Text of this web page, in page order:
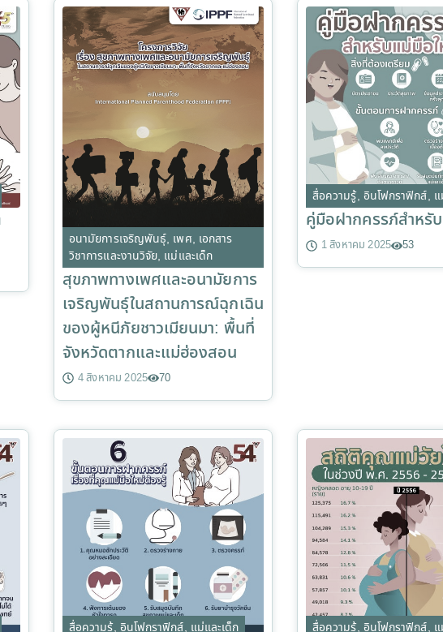
อนามัยการเจริญพันธุ์, เพศ, เอกสาร
วิชาการและงานวิจัย, แม่และเด็ก
สุขภาพทางเพศและอนามัยการ
เจริญพันธุ์ในสถานการณ์ฉุกเฉิน
ของผู้หนีภัยชาวเมียนมา: พื้นที่
จังหวัดตากและแม่ฮ่องสอน
4 สิงหาคม 2025 70
สื่อความรู้, อินโฟกราฟิกส์,
คู่มือฝากครรภ์สำหรั
1 สิงหาคม 2025 53
สื่อความรู้, อินโฟกราฟิกส์, แม่และเด็ก สื่อความรู้, อินโฟกราฟิกส์,